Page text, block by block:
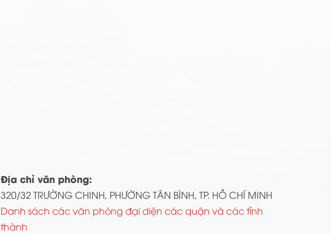
Địa chỉ văn phòng:
320/32 TRƯỜNG CHINH, PHƯỜNG TÂN BÌNH, TP. HỒ CHÍ MINH
Danh sách các văn phòng đại diện các quận và các tỉnh
thành